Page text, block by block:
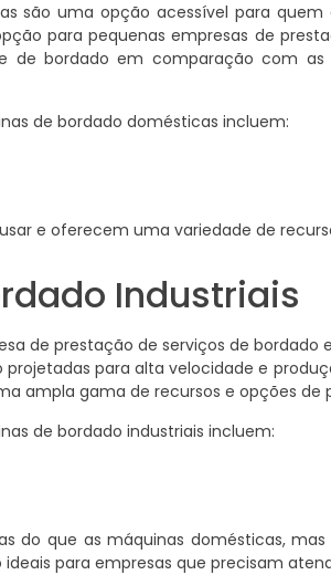
são uma opção acessível para
para pequenas empresas de
de bordado em comparação com as
de bordado domésticas incluem:
e oferecem uma variedade de
Industriais
de prestação de serviços de bordado
projetadas para alta velocidade e
ampla gama de recursos e opções de
de bordado industriais incluem:
do que as máquinas domésticas,
ideais para empresas que precisam